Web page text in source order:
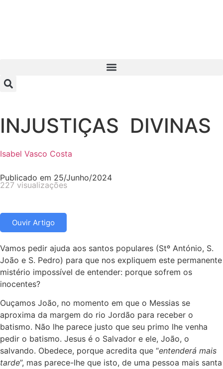
INJUSTIÇAS DIVINAS
Isabel Vasco Costa
Publicado em 25/Junho/2024
227 visualizações
Ouvir Artigo
Vamos pedir ajuda aos santos populares (Stº António, S.
João e S. Pedro) para que nos expliquem este permanente
mistério impossível de entender: porque sofrem os
inocentes?
Ouçamos João, no momento em que o Messias se
aproxima da margem do rio Jordão para receber o
batismo. Não lhe parece justo que seu primo lhe venha
pedir o batismo. Jesus é o Salvador e ele, João, o
salvando. Obedece, porque acredita que “entenderá mais
tarde”, mas parece-lhe que isto, de uma pessoa mais santa